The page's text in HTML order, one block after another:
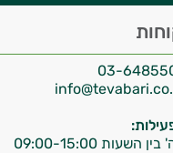
03-
השעות 09:00-15:00